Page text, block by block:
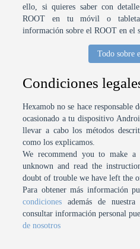
ello, si quieres saber con
ROOT en tu móvil o
información sobre el ROOT en el
Todo sobre
Condiciones
Hexamob no se hace responsable
ocasionado a tu dispositivo
llevar a cabo los métodos
como los explicamos.
We recommend you to make a
unknown and read the
doubt of trouble we have left the
Para obtener más información
condiciones además de
consultar información personal
de nosotros